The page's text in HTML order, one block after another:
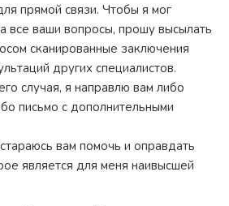
прямой связи. Чтобы я мог
все ваши вопросы, прошу высылать
сканированные заключения
других специалистов.
случая, я направлю вам либо
письмо с дополнительными
вам помочь и оправдать
является для меня наивысшей